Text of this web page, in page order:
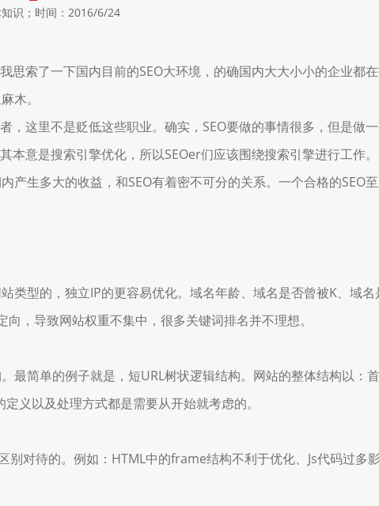
识；时间：2016/6/24
索了一下国内目前的SEO大环境，的确国内大大小小的企业都在
木。
这里不是贬低这些职业。确实，SEO要做的事情很多，但是做
意是搜索引擎优化，所以SEOer们应该围绕搜索引擎进行工作
生多大的收益，和SEO有着密不可分的关系。一个合格的SEO
型的，独立IP的更容易优化。域名年龄、域名是否曾被K、域名
，导致网站权重不集中，很多关键词排名并不理想。
简单的例子就是，短URL树状逻辑结构。网站的整体结构以：
义以及处理方式都是需要从开始就考虑的。
待的。例如：HTML中的frame结构不利于优化、Js代码过多